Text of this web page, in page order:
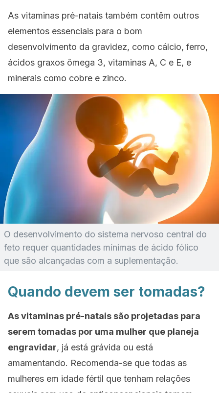
As vitaminas pré-natais também contêm outros
elementos essenciais para o bom
desenvolvimento da gravidez, como cálcio, ferro,
ácidos graxos ômega 3, vitaminas A, C e E, e
minerais como cobre e zinco.
O desenvolvimento do sistema nervoso central do
feto requer quantidades mínimas de ácido fólico
que são alcançadas com a suplementação.
Quando devem ser tomadas?
As vitaminas pré-natais são projetadas para
serem tomadas por uma mulher que planeja
engravidar, já está grávida ou está
amamentando. Recomenda-se que todas as
mulheres em idade fértil que tenham relações